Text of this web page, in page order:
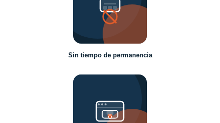
Sin tiempo de permanencia